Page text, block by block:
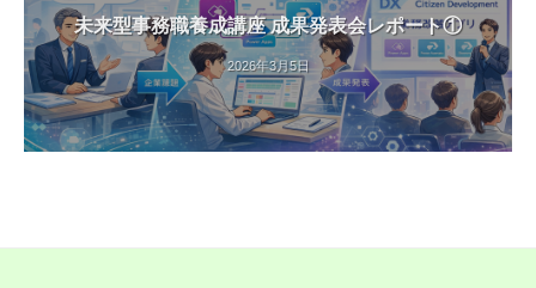
未来型事務職養成講座 成果発表会レポート①
2026年3月5日